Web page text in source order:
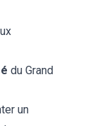
du Grand
un